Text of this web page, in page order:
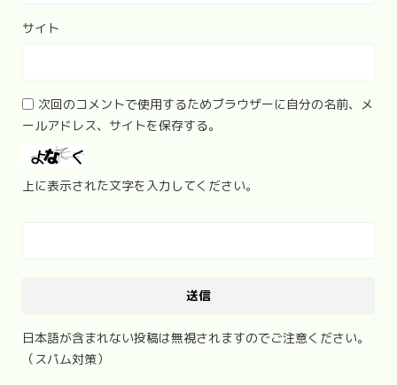
サイト
次回のコメントで使用するためブラウザーに自分の名前、メ
ールアドレス、サイトを保存する。
上に表示された文字を入力してください。
日本語が含まれない投稿は無視されますのでご注意ください。
（スパム対策）